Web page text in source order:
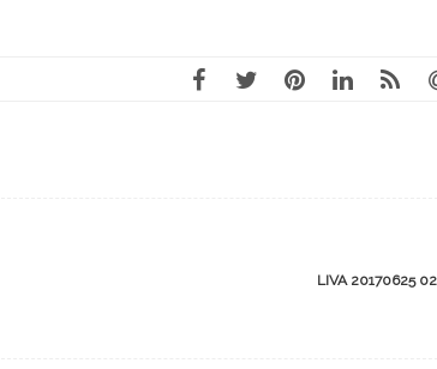
LIVA 20170625